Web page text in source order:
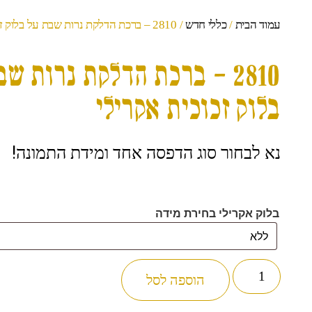
עמוד הבית /כללי חדש/ 2810 – ברכת הדלקת נרות שבת על בלוק זכוכית אקרילי
2810 – ברכת הדלקת נרות
בלוק זכוכית אקרילי
נא לבחור סוג הדפסה אחד ומידת התמונה!
בלוק אקרילי בחירת מידה
הוספה לסל